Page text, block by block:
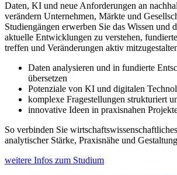
Daten, KI und neue Anforderungen an
verändern Unternehmen, Märkte und
Studiengängen erwerben Sie das Wissen und
aktuelle Entwicklungen zu verstehen,
treffen und Veränderungen aktiv
Daten analysieren und in fundierte
übersetzen
Potenziale von KI und digitalen
komplexe Fragestellungen strukturiert
innovative Ideen in praxisnahen
So verbinden Sie
analytischer Stärke, Praxisnähe und
weitere Infos zum Studium